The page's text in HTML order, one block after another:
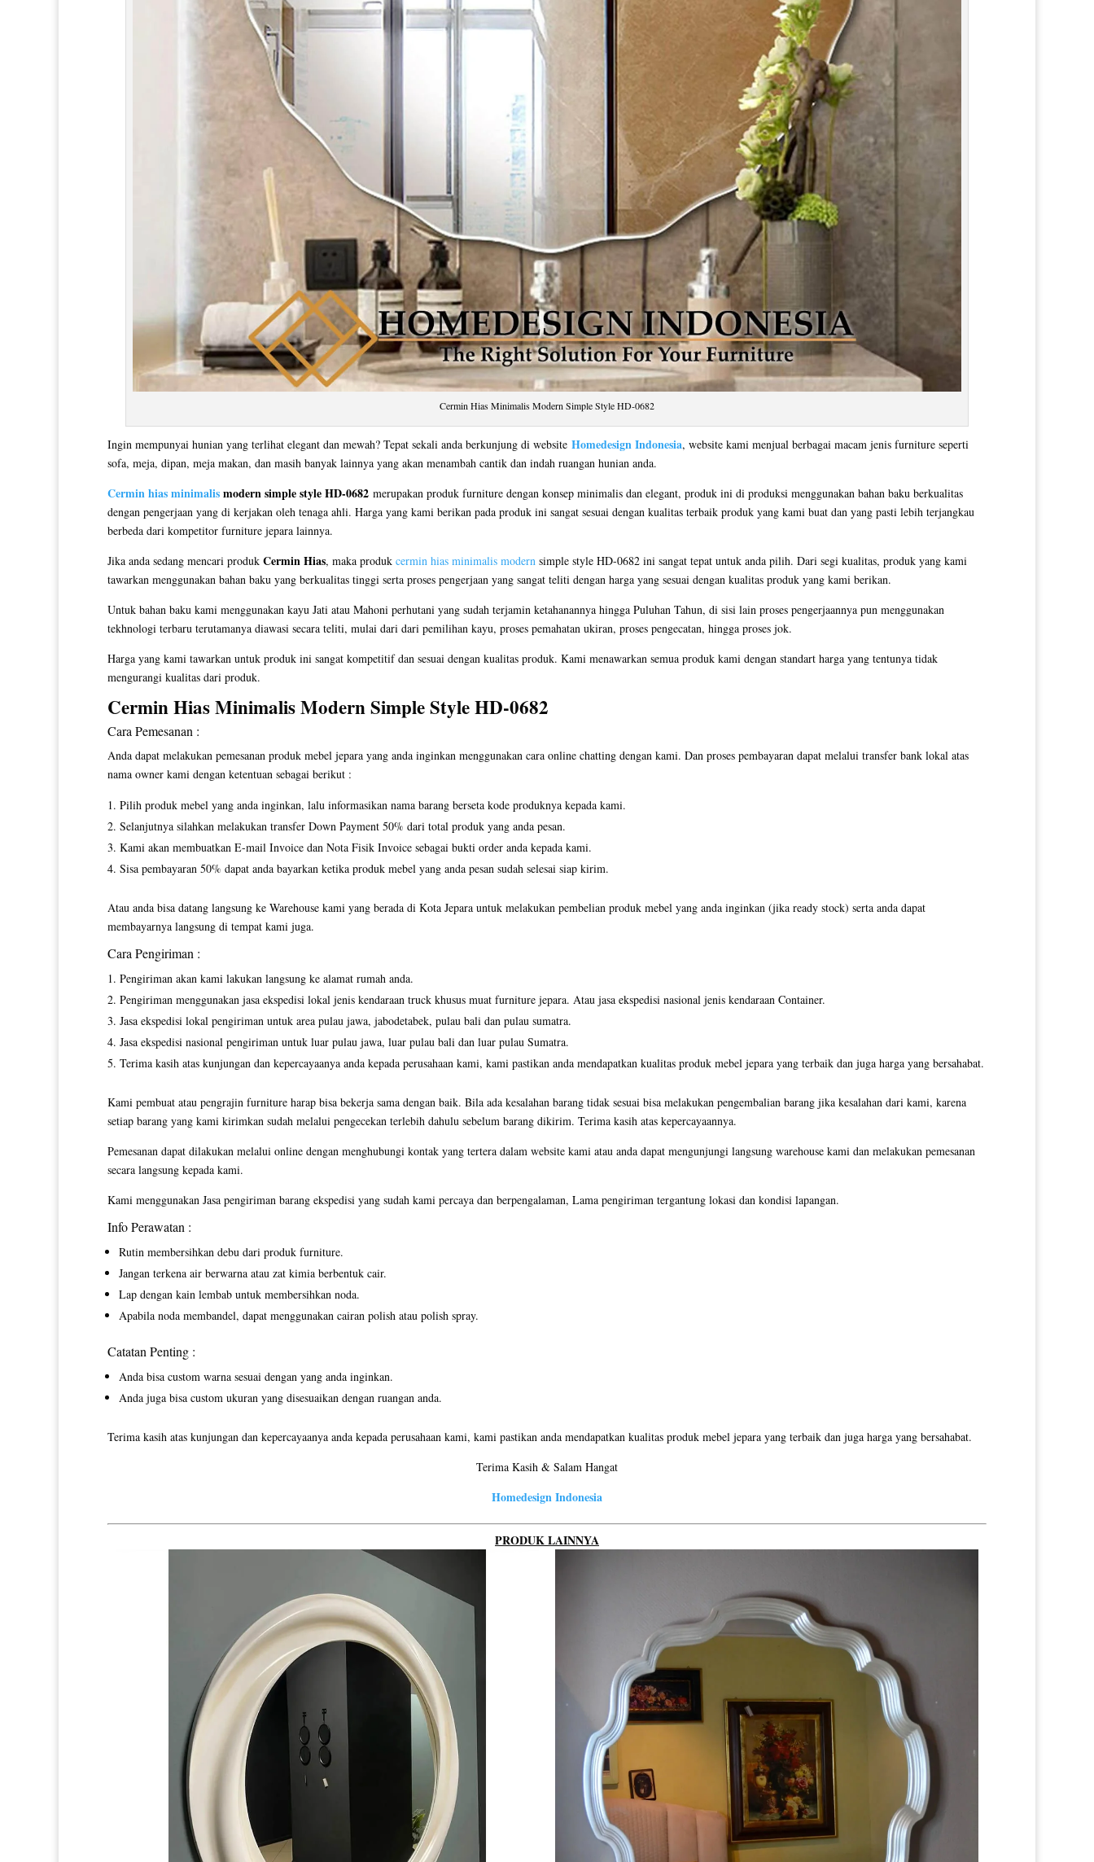
Cermin Hias Minimalis Modern Simple Style HD-0682
Ingin mempunyai hunian yang terlihat elegant dan mewah? Tepat sekali anda berkunjung di website Homedesign Indonesia, website kami menjual berbagai macam jenis furniture seperti
sofa, meja, dipan, meja makan, dan masih banyak lainnya yang akan menambah cantik dan indah ruangan hunian anda.
Cermin hias minimalismodern simple style HD-0682 merupakan produk furniture dengan konsep minimalis dan elegant, produk ini di produksi menggunakan bahan baku berkualitas
dengan pengerjaan yang di kerjakan oleh tenaga ahli. Harga yang kami berikan pada produk ini sangat sesuai dengan kualitas terbaik produk yang kami buat dan yang pasti lebih terjangkau
berbeda dari kompetitor furniture jepara lainnya.
Jika anda sedang mencari produk Cermin Hias, maka produk cermin hias minimalis modern simple style HD-0682 ini sangat tepat untuk anda pilih. Dari segi kualitas, produk yang kami
tawarkan menggunakan bahan baku yang berkualitas tinggi serta proses pengerjaan yang sangat teliti dengan harga yang sesuai dengan kualitas produk yang kami berikan.
Untuk bahan baku kami menggunakan kayu Jati atau Mahoni perhutani yang sudah terjamin ketahanannya hingga Puluhan Tahun, di sisi lain proses pengerjaannya pun menggunakan
tekhnologi terbaru terutamanya diawasi secara teliti, mulai dari dari pemilihan kayu, proses pemahatan ukiran, proses pengecatan, hingga proses jok.
Harga yang kami tawarkan untuk produk ini sangat kompetitif dan sesuai dengan kualitas produk. Kami menawarkan semua produk kami dengan standart harga yang tentunya tidak
mengurangi kualitas dari produk.
Cermin Hias MinimalisModern Simple Style HD-0682
Cara Pemesanan :
Anda dapat melakukan pemesanan produk mebel jepara yang anda inginkan menggunakan cara online chatting dengan kami. Dan proses pembayaran dapat melalui transfer bank lokal atas
nama owner kami dengan ketentuan sebagai berikut :
Pilih produk mebel yang anda inginkan, lalu informasikan nama barang berseta kode produknya kepada kami.
Selanjutnya silahkan melakukan transfer Down Payment 50% dari total produk yang anda pesan.
Kami akan membuatkan E-mail Invoice dan Nota Fisik Invoice sebagai bukti order anda kepada kami.
Sisa pembayaran 50% dapat anda bayarkan ketika produk mebel yang anda pesan sudah selesai siap kirim.
Atau anda bisa datang langsung ke Warehouse kami yang berada di Kota Jepara untuk melakukan pembelian produk mebel yang anda inginkan (jika ready stock) serta anda dapat
membayarnya langsung di tempat kami juga.
Cara Pengiriman :
Pengiriman akan kami lakukan langsung ke alamat rumah anda.
Pengiriman menggunakan jasa ekspedisi lokal jenis kendaraan truck khusus muat furniture jepara. Atau jasa ekspedisi nasional jenis kendaraan Container.
Jasa ekspedisi lokal pengiriman untuk area pulau jawa, jabodetabek, pulau bali dan pulau sumatra.
Jasa ekspedisi nasional pengiriman untuk luar pulau jawa, luar pulau bali dan luar pulau Sumatra.
Terima kasih atas kunjungan dan kepercayaanya anda kepada perusahaan kami, kami pastikan anda mendapatkan kualitas produk mebel jepara yang terbaik dan juga harga yang bersahabat.
Kami pembuat atau pengrajin furniture harap bisa bekerja sama dengan baik. Bila ada kesalahan barang tidak sesuai bisa melakukan pengembalian barang jika kesalahan dari kami, karena
setiap barang yang kami kirimkan sudah melalui pengecekan terlebih dahulu sebelum barang dikirim. Terima kasih atas kepercayaannya.
Pemesanan dapat dilakukan melalui online dengan menghubungi kontak yang tertera dalam website kami atau anda dapat mengunjungi langsung warehouse kami dan melakukan pemesanan
secara langsung kepada kami.
Kami menggunakan Jasa pengiriman barang ekspedisi yang sudah kami percaya dan berpengalaman, Lama pengiriman tergantung lokasi dan kondisi lapangan.
Info Perawatan :
Rutin membersihkan debu dari produk furniture.
Jangan terkena air berwarna atau zat kimia berbentuk cair.
Lap dengan kain lembab untuk membersihkan noda.
Apabila noda membandel, dapat menggunakan cairan polish atau polish spray.
Catatan Penting :
Anda bisa custom warna sesuai dengan yang anda inginkan.
Anda juga bisa custom ukuran yang disesuaikan dengan ruangan anda.
Terima kasih atas kunjungan dan kepercayaanya anda kepada perusahaan kami, kami pastikan anda mendapatkan kualitas produk mebel jepara yang terbaik dan juga harga yang bersahabat.
Terima Kasih & Salam Hangat
Homedesign Indonesia
PRODUK LAINNYA